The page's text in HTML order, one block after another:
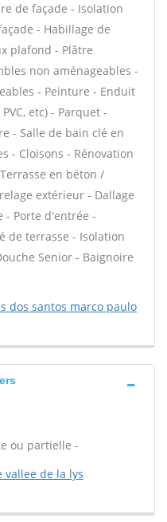
de façade - Isolation
- Habillage de
plafond - Plâtre
non aménageables -
- Peinture - Enduit
etc) - Parquet -
- Salle de bain clé en
- Cloisons - Rénovation
en béton /
extérieur - Dallage
- Porte d'entrée -
de terrasse - Isolation
Senior - Baignoire
dos santos marco paulo
ou partielle -
vallee de la lys